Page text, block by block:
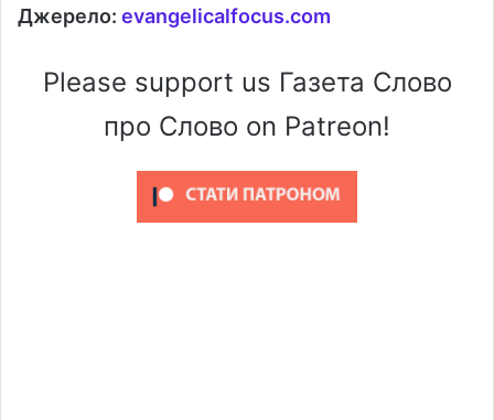
Джерело: evangelicalfocus.com
Please support us Газета Слово
про Слово on Patreon!